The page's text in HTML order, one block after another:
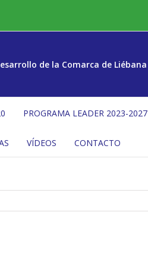
de la Comarca de Liébana
PROGRAMA LEADER 2023-2027
VÍDEOS CONTACTO